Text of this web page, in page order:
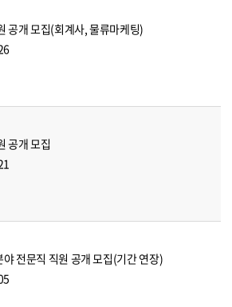
공개 모집(회계사, 물류마케팅)
공개 모집
전문직 직원 공개 모집(기간 연장)